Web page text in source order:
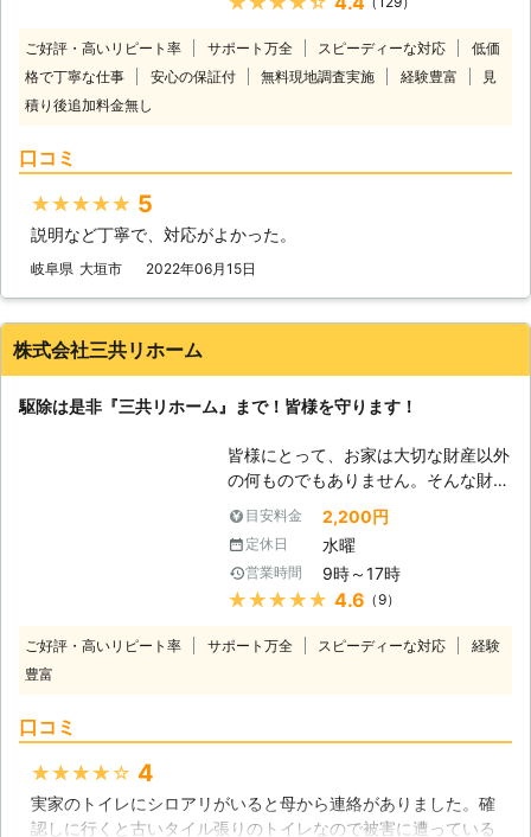
間の再施工保証が付いています。 施
工後に万が一シロアリが発生していた
ら無償で再施工します。 また『施工
をしたらやりっぱなしで確認をしな
ぎ、信頼を積み重ねる企業でありた
い」と考えています。 床下は目に見
の検査や相見積りも無料で承っており
さいませ。
に周辺を汚さぬよう養生を徹底！ ③
ラン※セットならではの特別価格 この
ように弊社ならではの特別サービスで
せください。 ■全国対応！お電話一
直営店・協力店を含め、全国に対応し
ば、当日もしくは翌日に無料調査に伺
います。 また年中無休で対応してい
るため、土日祝日などお客様のご都合
一を心がけてシロアリ駆除をおこない
ますので、お困りの際は何時でもご相
「福岡県」については今後出店予定
■ロイ株式会社シロアリ駆除 弊社で
は過去に多くのシロアリ駆除に対応し
てまいりました。 実績については下
記の通りです。 【過去施工事例一
覧】 [CASE1] ・京都府京都市上京区
在住 匿名 [ご依頼内容] 空き家のシロ
家 ■建物：木造 ■建坪：8～9坪 ■築
■建物：木造2階建て ■建坪：不明 ■
築年数：不明 →→→施工料金21,600
ご好評・高いリピート率 サポート万全 スピーディーな対応
低価
格で丁寧な仕事
安心の保証付 無料現地調査実施 経験豊富
見
積り後追加料金無し
口コミ
★★★★★ 5
説明など丁寧で、対応がよかった。
岐阜県 大垣市 2022年06月15日
株式会社三共リホーム
駆除は是非『三共リホーム』まで！皆様を守ります！
皆様にとって、お家は大切な財産以外
の何ものでもありません。そんな財産
を守るために、何か不測の事態が起き
たら色々と手段を取られることでしょ
う。ですが、シロアリとなると、話は
別になります。シロアリ駆除はまずシ
ロアリの生態について詳しくないと、
被害を見つけた後にシロアリのことを
かがでしょうか？ 【調査・お見積り
共に無料です】 私達はお客様からの
目安料金 2,200円
定休日 水曜
営業時間 9時～17時
★★★★★ 4.6 （9）
ご好評・高いリピート率 サポート万全 スピーディーな対応
経験
豊富
口コミ
★★★★★ 4
実家のトイレにシロアリがいると母から連絡がありました。確
認しに行くと古いタイル張りのトイレなので被害に遭っている